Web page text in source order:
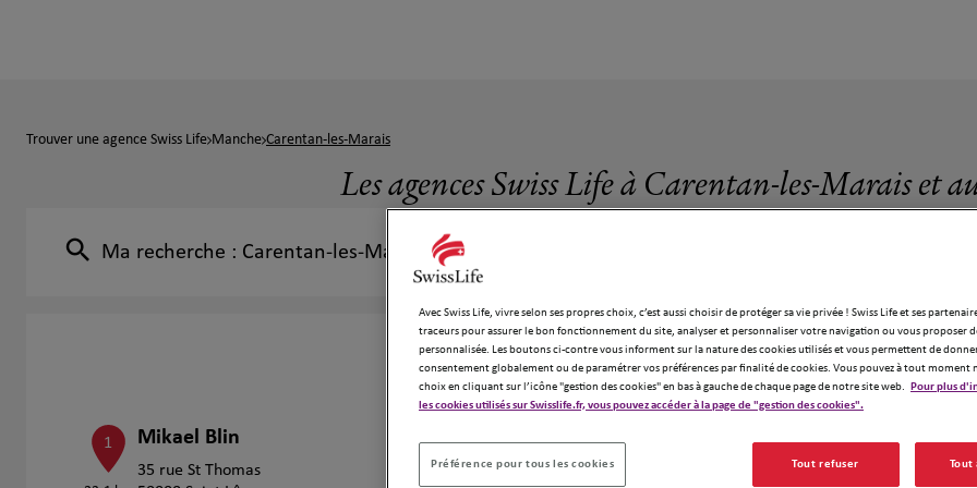
Trouver une agence Swiss Life Manche Carentan-les-Marais
Les agences Swiss Life à Carentan-les-Marais et
Ma recherche : Carentan-les-Marais
1 agence Swiss Life à Carentan-les-
1 Mikael Blin
35 rue St Thomas
Avec Swiss Life, vivre selon ses propres choix, c’est aussi choisir de protéger sa vie privée ! Swiss Life et ses
traceurs pour assurer le bon fonctionnement du site, analyser et personnaliser votre navigation ou vous proposer
personnalisée. Les boutons ci-contre vous informent sur la nature des cookies utilisés et vous permettent de
consentement globalement ou de paramétrer vos préférences par finalité de cookies. Vous pouvez à tout moment
choix en cliquant sur l’icône "gestion des cookies" en bas à gauche de chaque page de notre site web.
Pour plus
les cookies utilisés sur Swisslife.fr, vous pouvez accéder à la page de "gestion des cookies".
Préférence pour tous les cookies Tout refuser